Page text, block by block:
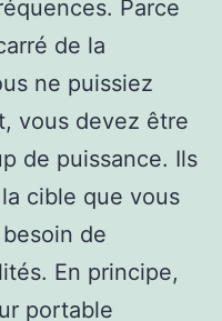
Parce
de la
ne puissiez
vous devez être
de puissance. Ils
cible que vous
de
En principe,
portable